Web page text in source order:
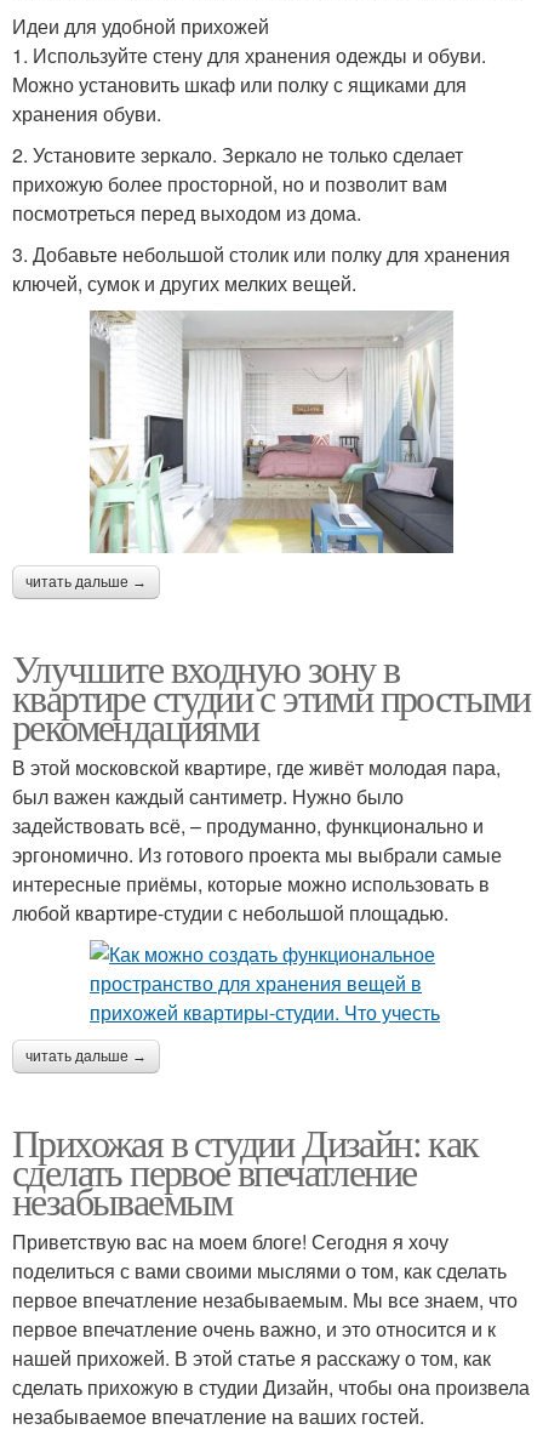
Идеи для удобной прихожей
1. Используйте стену для хранения одежды и обуви.
Можно установить шкаф или полку с ящиками для
хранения обуви.
2. Установите зеркало. Зеркало не только сделает
прихожую более просторной, но и позволит вам
посмотреться перед выходом из дома.
3. Добавьте небольшой столик или полку для хранения
ключей, сумок и других мелких вещей.
читать дальше →
Улучшите входную зону в
квартире студии с этими простыми
рекомендациями
В этой московской квартире, где живёт молодая пара,
был важен каждый сантиметр. Нужно было
задействовать всё, – продуманно, функционально и
эргономично. Из готового проекта мы выбрали самые
интересные приёмы, которые можно использовать в
любой квартире-студии с небольшой площадью.
читать дальше →
Прихожая в студии Дизайн: как
сделать первое впечатление
незабываемым
Приветствую вас на моем блоге! Сегодня я хочу
поделиться с вами своими мыслями о том, как сделать
первое впечатление незабываемым. Мы все знаем, что
первое впечатление очень важно, и это относится и к
нашей прихожей. В этой статье я расскажу о том, как
сделать прихожую в студии Дизайн, чтобы она произвела
незабываемое впечатление на ваших гостей.